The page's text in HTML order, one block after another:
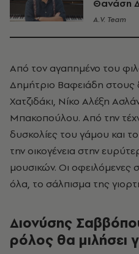
Θανάση
A.V. Team
Από τον αγαπημένο του
Δημήτριο Βαφειάδη
Χατζιδάκι, Νίκο Αλέξη
Μπακοπούλου. Από την
δυσκολίες του γάμου και
την οικογένεια στην
μουσικών. Οι
όλα, το σάλπισμα της
Διονύσης
ρόλος θα μιλήσει